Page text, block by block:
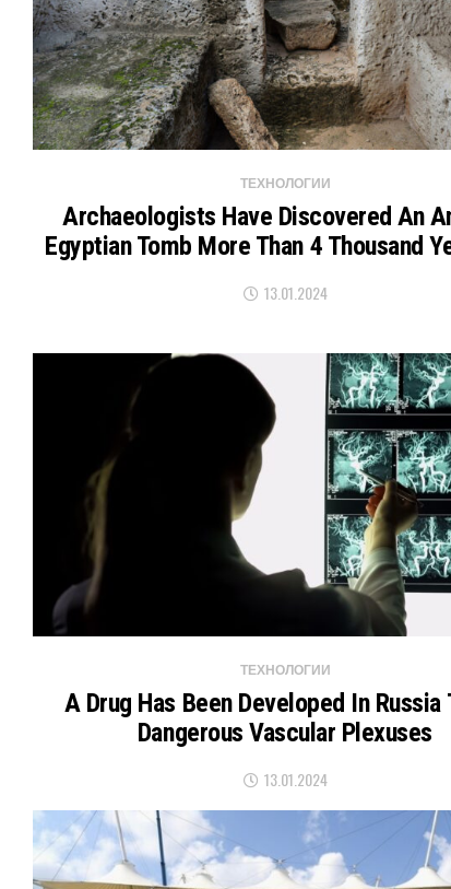
ТЕХНОЛОГИИ
Archaeologists Have Discovered An
Egyptian Tomb More Than 4 Thousand
13.01.2024
ТЕХНОЛОГИИ
A Drug Has Been Developed In Russia
Dangerous Vascular Plexuses
13.01.2024